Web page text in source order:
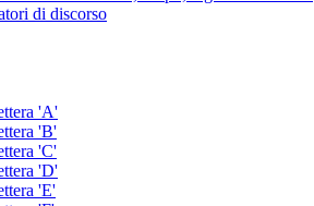
di discorso
'A'
'B'
'C'
'D'
'E'